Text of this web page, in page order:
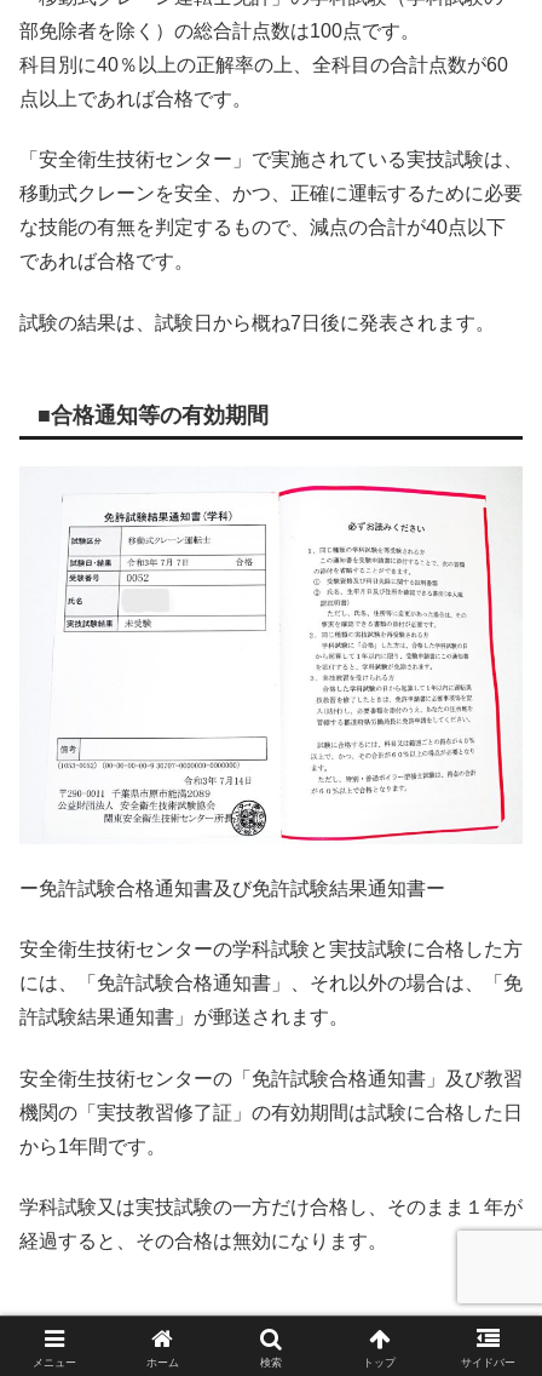
部免除者を除く）の総合計点数は100点です。
科目別に40％以上の正解率の上、全科目の合計点数が60
点以上であれば合格です。
「安全衛生技術センター」で実施されている実技試験は、
移動式クレーンを安全、かつ、正確に運転するために必要
な技能の有無を判定するもので、減点の合計が40点以下
であれば合格です。
試験の結果は、試験日から概ね7日後に発表されます。
■合格通知等の有効期間
ー免許試験合格通知書及び免許試験結果通知書ー
安全衛生技術センターの学科試験と実技試験に合格した方
には、「免許試験合格通知書」、それ以外の場合は、「免
許試験結果通知書」が郵送されます。
安全衛生技術センターの「免許試験合格通知書」及び教習
機関の「実技教習修了証」の有効期間は試験に合格した日
から1年間です。
学科試験又は実技試験の一方だけ合格し、そのまま１年が
経過すると、その合格は無効になります。
■学科試験対策
メニュー ホーム 検索 トップ サイドバー